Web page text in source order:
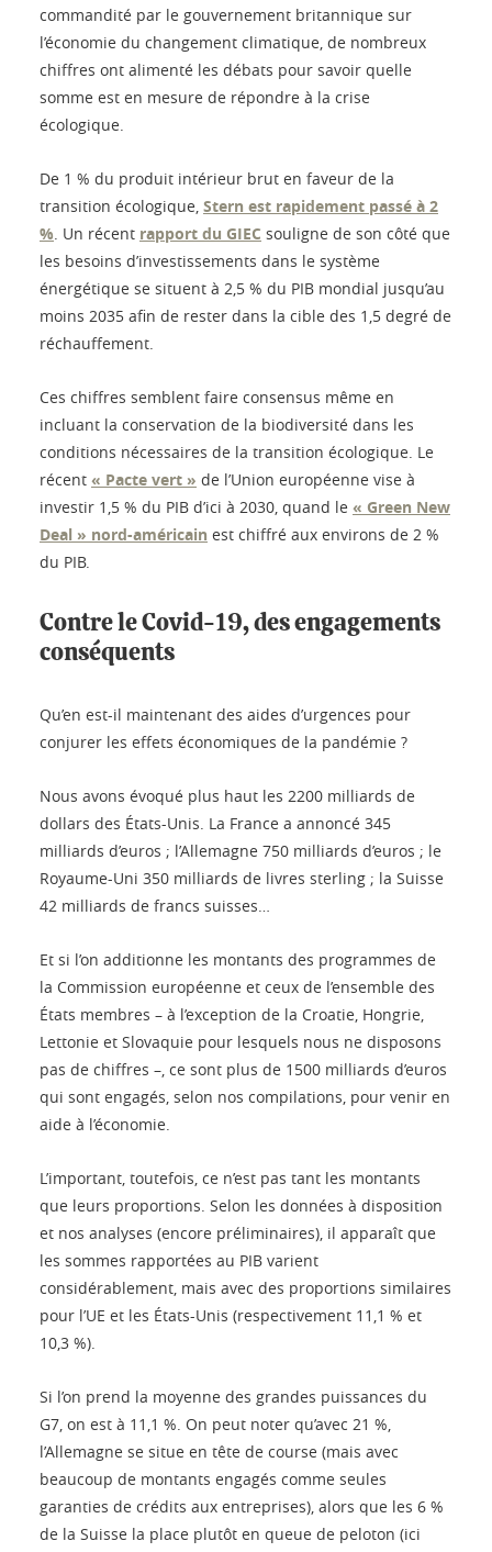
commandité par le gouvernement britannique sur
l’économie du changement climatique, de nombreux
chiffres ont alimenté les débats pour savoir quelle
somme est en mesure de répondre à la crise
écologique.
De 1 % du produit intérieur brut en faveur de la
transition écologique, Stern est rapidement passé à 2
%. Un récent rapport du GIEC souligne de son côté que
les besoins d’investissements dans le système
énergétique se situent à 2,5 % du PIB mondial jusqu’au
moins 2035 afin de rester dans la cible des 1,5 degré de
réchauffement.
Ces chiffres semblent faire consensus même en
incluant la conservation de la biodiversité dans les
conditions nécessaires de la transition écologique. Le
récent « Pacte vert » de l’Union européenne vise à
investir 1,5 % du PIB d’ici à 2030, quand le « Green New
Deal » nord-américain est chiffré aux environs de 2 %
du PIB.
Contre le Covid-19, des engagements
conséquents
Qu’en est-il maintenant des aides d’urgences pour
conjurer les effets économiques de la pandémie ?
Nous avons évoqué plus haut les 2200 milliards de
dollars des États-Unis. La France a annoncé 345
milliards d’euros ; l’Allemagne 750 milliards d’euros ; le
Royaume-Uni 350 milliards de livres sterling ; la Suisse
42 milliards de francs suisses…
Et si l’on additionne les montants des programmes de
la Commission européenne et ceux de l’ensemble des
États membres – à l’exception de la Croatie, Hongrie,
Lettonie et Slovaquie pour lesquels nous ne disposons
pas de chiffres –, ce sont plus de 1500 milliards d’euros
qui sont engagés, selon nos compilations, pour venir en
aide à l’économie.
L’important, toutefois, ce n’est pas tant les montants
que leurs proportions. Selon les données à disposition
et nos analyses (encore préliminaires), il apparaît que
les sommes rapportées au PIB varient
considérablement, mais avec des proportions similaires
pour l’UE et les États-Unis (respectivement 11,1 % et
10,3 %).
Si l’on prend la moyenne des grandes puissances du
G7, on est à 11,1 %. On peut noter qu’avec 21 %,
l’Allemagne se situe en tête de course (mais avec
beaucoup de montants engagés comme seules
garanties de crédits aux entreprises), alors que les 6 %
de la Suisse la place plutôt en queue de peloton (ici